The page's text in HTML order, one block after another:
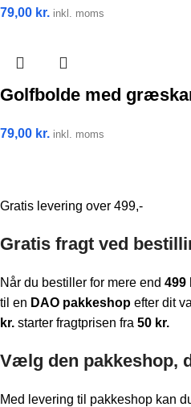
79,00 kr. inkl. moms
Golfbolde med
79,00 kr. inkl. moms
Gratis levering over 499,-
Gratis fragt ved
Når du bestiller for mere end 499
til en DAO pakkeshop efter dit
kr. starter fragtprisen fra 50 kr.
Vælg den pakkeshop,
Med levering til pakkeshop kan